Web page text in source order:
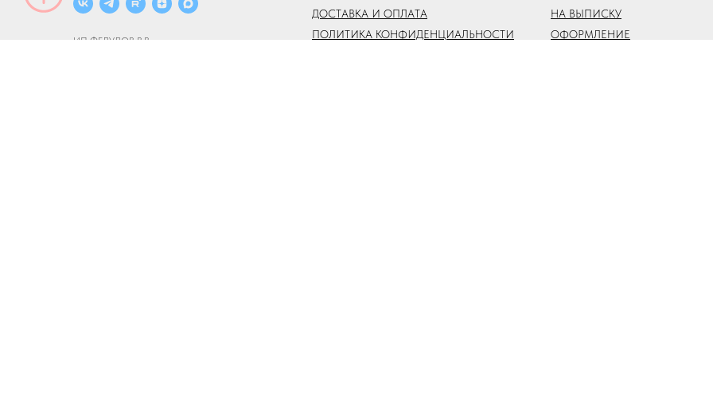
ИП ФЕДУЛОВ В.В.
ДОСТАВКА И ОПЛАТА
ПОЛИТИКА КОНФИДЕНЦИАЛЬНОСТИ
НА ВЫПИСКУ
ОФОРМЛЕНИЕ